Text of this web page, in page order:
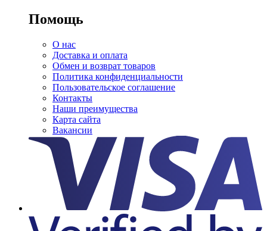
Помощь
О нас
Доставка и оплата
Обмен и возврат товаров
Политика конфиденциальности
Пользовательское соглашение
Контакты
Наши преимущества
Карта сайта
Вакансии